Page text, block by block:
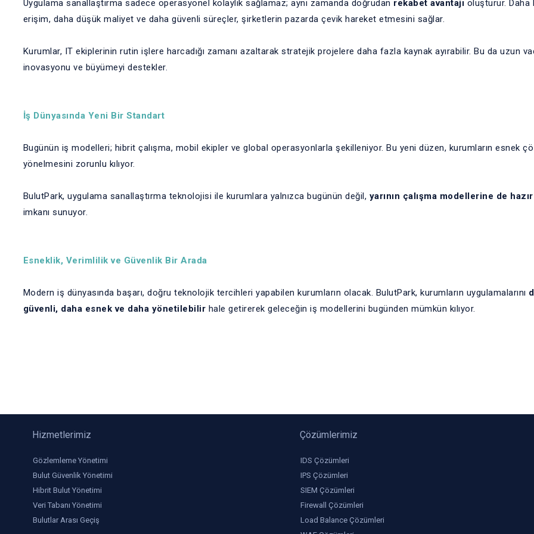
Uygulama sanallaştırma sadece operasyonel kolaylık sağlamaz; aynı zamanda doğrudan rekabet avantajı oluşturur. Daha
erişim, daha düşük maliyet ve daha güvenli süreçler, şirketlerin pazarda çevik hareket etmesini sağlar.
Kurumlar, IT ekiplerinin rutin işlere harcadığı zamanı azaltarak stratejik projelere daha fazla kaynak ayırabilir. Bu da uzun
inovasyonu ve büyümeyi destekler.
İş Dünyasında Yeni Bir Standart
Bugünün iş modelleri; hibrit çalışma, mobil ekipler ve global operasyonlarla şekilleniyor. Bu yeni düzen, kurumların esnek
yönelmesini zorunlu kılıyor.
BulutPark, uygulama sanallaştırma teknolojisi ile kurumlara yalnızca bugünün değil, yarının çalışma modellerine de
imkanı sunuyor.
Esneklik, Verimlilik ve Güvenlik Bir Arada
Modern iş dünyasında başarı, doğru teknolojik tercihleri yapabilen kurumların olacak. BulutPark, kurumların uygulamalarını
güvenli, daha esnek ve daha yönetilebilir hale getirerek geleceğin iş modellerini bugünden mümkün kılıyor.
Hizmetlerimiz
Gözlemleme Yönetimi
Bulut Güvenlik Yönetimi
Hibrit Bulut Yönetimi
Veri Tabanı Yönetimi
Bulutlar Arası Geçiş
Çözümlerimiz
IDS Çözümleri
IPS Çözümleri
SIEM Çözümleri
Firewall Çözümleri
Load Balance Çözümleri